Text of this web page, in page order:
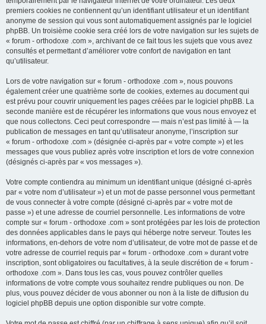
premiers cookies ne contiennent qu’un identifiant utilisateur et un identifiant
anonyme de session qui vous sont automatiquement assignés par le logiciel
phpBB. Un troisième cookie sera créé lors de votre navigation sur les sujets de
« forum - orthodoxe .com », archivant de ce fait tous les sujets que vous avez
consultés et permettant d’améliorer votre confort de navigation en tant
qu’utilisateur.
Lors de votre navigation sur « forum - orthodoxe .com », nous pouvons
également créer une quatrième sorte de cookies, externes au document qui
est prévu pour couvrir uniquement les pages créées par le logiciel phpBB. La
seconde manière est de récupérer les informations que vous nous envoyez et
que nous collectons. Ceci peut correspondre — mais n’est pas limité à — la
publication de messages en tant qu’utilisateur anonyme, l’inscription sur
« forum - orthodoxe .com » (désignée ci-après par « votre compte ») et les
messages que vous publiez après votre inscription et lors de votre connexion
(désignés ci-après par « vos messages »).
Votre compte contiendra au minimum un identifiant unique (désigné ci-après
par « votre nom d’utilisateur ») et un mot de passe personnel vous permettant
de vous connecter à votre compte (désigné ci-après par « votre mot de
passe ») et une adresse de courriel personnelle. Les informations de votre
compte sur « forum - orthodoxe .com » sont protégées par les lois de protection
des données applicables dans le pays qui héberge notre serveur. Toutes les
informations, en-dehors de votre nom d’utilisateur, de votre mot de passe et de
votre adresse de courriel requis par « forum - orthodoxe .com » durant votre
inscription, sont obligatoires ou facultatives, à la seule discrétion de « forum -
orthodoxe .com ». Dans tous les cas, vous pouvez contrôler quelles
informations de votre compte vous souhaitez rendre publiques ou non. De
plus, vous pouvez décider de vous abonner ou non à la liste de diffusion du
logiciel phpBB depuis une option disponible sur votre compte.